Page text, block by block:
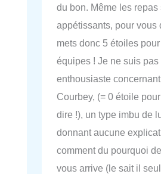
du bon. Même les repas
appétissants, pour vous
mets donc 5 étoiles
équipes ! Je ne suis pas
enthousiaste
Courbey, (= 0 étoile
dire !), un type imbu de
donnant aucune
comment du pourquoi
vous arrive (le sait il